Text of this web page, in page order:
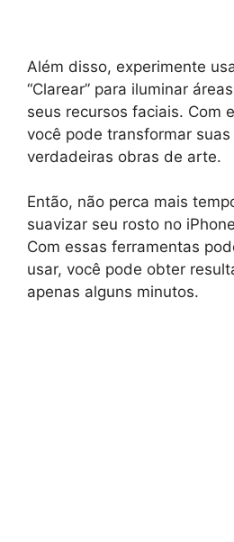
Além disso, experimente
“Clarear” para iluminar
seus recursos faciais. Com
você pode transformar
verdadeiras obras de arte.
Então, não perca mais
suavizar seu rosto no
Com essas ferramentas
usar, você pode obter
apenas alguns minutos.